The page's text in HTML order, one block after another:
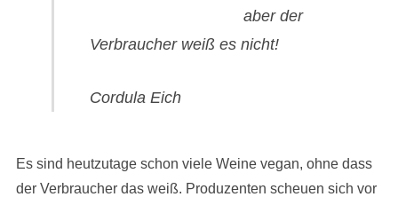
aber der
Verbraucher weiß es nicht!
Cordula Eich
Es sind heutzutage schon viele Weine vegan, ohne dass
der Verbraucher das weiß. Produzenten scheuen sich vor